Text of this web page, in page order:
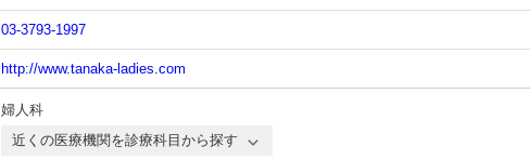
03-3793-1997
http://www.tanaka-ladies.com
婦人科
近くの医療機関を診療科目から探す